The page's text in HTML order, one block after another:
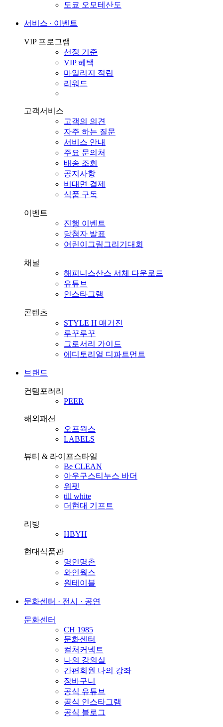
도쿄 오모테산도
서비스 ∙ 이벤트
VIP 프로그램
선정 기준
VIP 혜택
마일리지 적립
리워드
고객서비스
고객의 의견
자주 하는 질문
서비스 안내
주요 문의처
배송 조회
공지사항
비대면 결제
식품 구독
이벤트
진행 이벤트
당첨자 발표
어린이그림그리기대회
채널
해피니스산스 서체 다운로드
유튜브
인스타그램
콘텐츠
STYLE H 매거진
루꾸루꾸
그로서리 가이드
에디토리얼 디파트먼트
브랜드
컨템포러리
PEER
해외패션
오프웍스
LABELS
뷰티 & 라이프스타일
Be CLEAN
아우구스티누스 바더
위펫
till white
더현대 기프트
리빙
HBYH
현대식품관
명인명촌
와인웍스
원테이블
문화센터 · 전시 · 공연
문화센터
CH 1985
문화센터
컬처커넥트
나의 강의실
간편회원 나의 강좌
장바구니
공식 유튜브
공식 인스타그램
공식 블로그